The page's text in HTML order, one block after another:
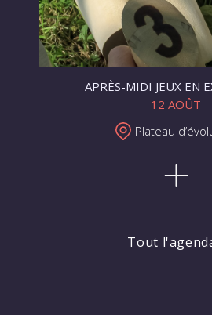
APRÈS-MIDI JEUX EN
12 AOÛT
Plateau
Tout